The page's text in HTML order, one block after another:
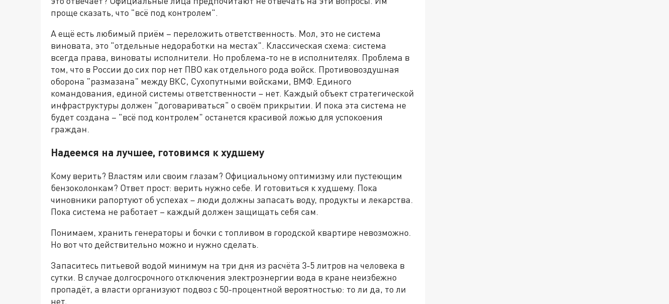
проще сказать, что "всё под контролем".
А ещё есть любимый приём – переложить ответственность. Мол, это не система
виновата, это "отдельные недоработки на местах". Классическая схема: система
всегда права, виноваты исполнители. Но проблема-то не в исполнителях. Проблема в
том, что в России до сих пор нет ПВО как отдельного рода войск. Противовоздушная
оборона "размазана" между ВКС, Сухопутными войсками, ВМФ. Единого
командования, единой системы ответственности – нет. Каждый объект стратегической
инфраструктуры должен "договариваться" о своём прикрытии. И пока эта система не
будет создана – "всё под контролем" останется красивой ложью для успокоения
граждан.
Надеемся на лучшее, готовимся к худшему
Кому верить? Властям или своим глазам? Официальному оптимизму или пустеющим
бензоколонкам? Ответ прост: верить нужно себе. И готовиться к худшему. Пока
чиновники рапортуют об успехах – люди должны запасать воду, продукты и лекарства.
Пока система не работает – каждый должен защищать себя сам.
Понимаем, хранить генераторы и бочки с топливом в городской квартире невозможно.
Но вот что действительно можно и нужно сделать.
Запаситесь питьевой водой минимум на три дня из расчёта 3-5 литров на человека в
сутки. В случае долгосрочного отключения электроэнергии вода в кране неизбежно
пропадёт, а власти организуют подвоз с 50-процентной вероятностью: то ли да, то ли
нет.